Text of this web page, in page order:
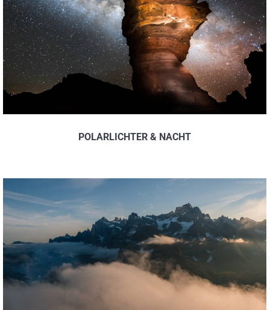
POLARLICHTER & NACHT